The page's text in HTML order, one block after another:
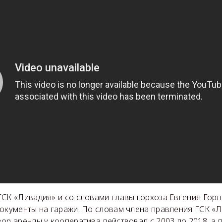
«Ливадия» и со словами главы горхоза Евгения
на гаражи. По словам члена правления ГСК